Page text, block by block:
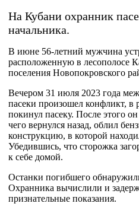
На Кубани охранник
начальника.
В июне 56-летний мужчина
расположенную в лесополосе
поселения Новопокровского
Вечером 31 июля 2023 года
пасеки произошел конфликт, в
покинул пасеку. После этого
чего вернулся назад, облил
конструкцию, в которой
Убедившись, что сторожка
к себе домой.
Останки погибшего
Охранника вычислили и
признательные показания.